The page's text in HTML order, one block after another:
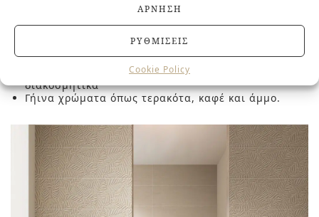
ΆΡΝΗΣΗ
ΡΥΘΜΊΣΕΙΣ
Cookie Policy
Μαύρο για έντονες αντιθέσεις
Ξύλο σε φυσικούς τόνους για ζεστή ατμόσφαιρα
Πράσινες αποχρώσεις μέσα από φυτά ή
διακοσμητικά
Γήινα χρώματα όπως τερακότα, καφέ και άμμο.